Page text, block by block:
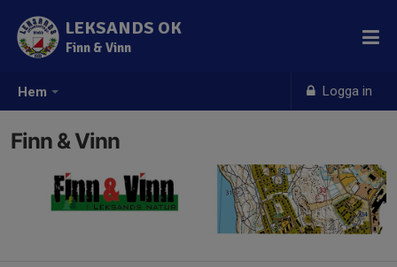
Hem Logga in
LEKSANDS OK
Finn & Vinn
Finn & Vinn